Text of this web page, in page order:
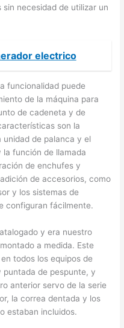
necesidad de utilizar un
electrico
funcionalidad puede
de la máquina para
de cadeneta y de
son la
de palanca y el
la función de llamada
de enchufes y
de accesorios, como
y los sistemas de
configuran fácilmente.
y era nuestro
a medida. Este
todos los equipos de
de pespunte, y
anterior servo de la serie
la correa dentada y los
estaban incluidos.